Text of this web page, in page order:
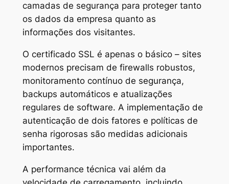
camadas de segurança para proteger tanto
os dados da empresa quanto as
informações dos visitantes.
O certificado SSL é apenas o básico – sites
modernos precisam de firewalls robustos,
monitoramento contínuo de segurança,
backups automáticos e atualizações
regulares de software. A implementação de
autenticação de dois fatores e políticas de
senha rigorosas são medidas adicionais
importantes.
A performance técnica vai além da